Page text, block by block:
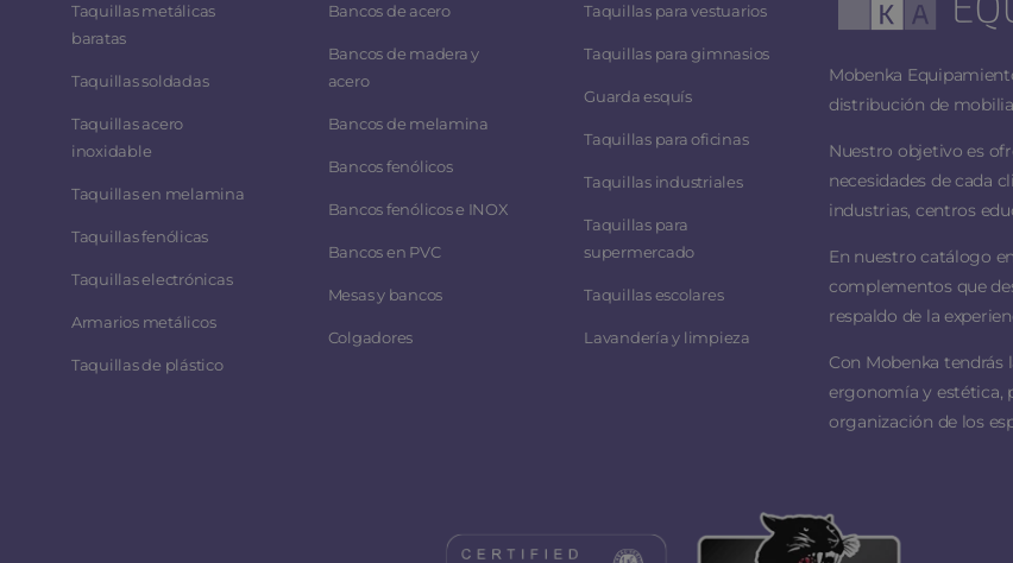
Taquillas metálicas
baratas
Taquillas soldadas
Taquillas acero
inoxidable
Taquillas en melamina
Taquillas fenólicas
Taquillas electrónicas
Armarios metálicos
Taquillas de plástico
Bancos de acero
Bancos de madera y
acero
Bancos de melamina
Bancos fenólicos
Bancos fenólicos e INOX
Bancos en PVC
Mesas y bancos
Colgadores
Taquillas para vestuarios
Taquillas para gimnasios
Guarda esquís
Taquillas para oficinas
Taquillas industriales
Taquillas para
supermercado
Taquillas escolares
Lavandería y limpieza
Mobenka
distribución de
Nuestro objetivo es
necesidades de cada
industrias, centros
En nuestro catálogo
complementos que
respaldo de la
Con Mobenka
ergonomía y estética,
organización de los